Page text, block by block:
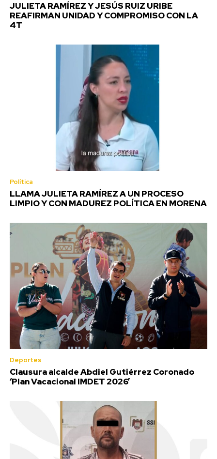
JULIETA RAMÍREZ Y JESÚS RUIZ URIBE
REAFIRMAN UNIDAD Y COMPROMISO CON LA
4T
Política
LLAMA JULIETA RAMÍREZ A UN PROCESO
LIMPIO Y CON MADUREZ POLÍTICA EN MORENA
Deportes
Clausura alcalde Abdiel Gutiérrez Coronado
‘Plan Vacacional IMDET 2026’